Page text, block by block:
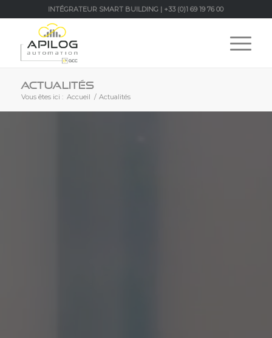
INTÉGRATEUR SMART BUILDING | +33 (0)1 69 19 76 00
Actualités
Vous êtes ici : Accueil / Actualités